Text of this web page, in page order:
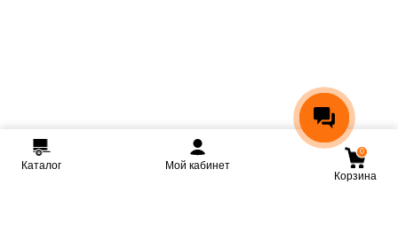
Каталог Мой кабинет
0
Корзина